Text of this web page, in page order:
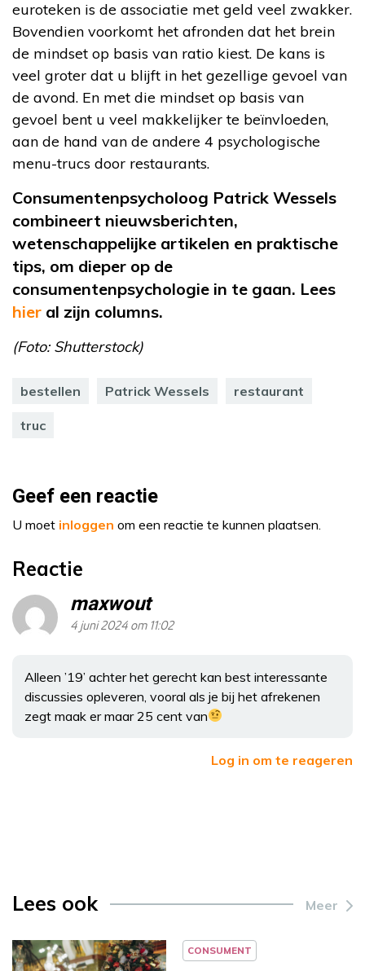
euroteken is de associatie met geld veel zwakker.
Bovendien voorkomt het afronden dat het brein
de mindset op basis van ratio kiest. De kans is
veel groter dat u blijft in het gezellige gevoel van
de avond. En met die mindset op basis van
gevoel bent u veel makkelijker te beïnvloeden,
aan de hand van de andere 4 psychologische
menu-trucs door restaurants.
Consumentenpsycholoog Patrick Wessels
combineert nieuwsberichten,
wetenschappelijke artikelen en praktische
tips, om dieper op de
consumentenpsychologie in te gaan. Lees
hier al zijn columns.
(Foto: Shutterstock)
bestellen Patrick Wessels restaurant
truc
Geef een reactie
U moet inloggen om een reactie te kunnen plaatsen.
Reactie
maxwout
4 juni 2024 om 11:02
Alleen ’19’ achter het gerecht kan best interessante
discussies opleveren, vooral als je bij het afrekenen
zegt maak er maar 25 cent van
Log in om te reageren
Lees ook Meer
CONSUMENT